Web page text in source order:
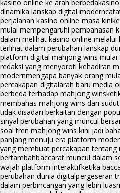
kasino online ke arah berbeda
dinamika lanskap digital modern
perjalanan kasino online masa kini
mulai mempengaruhi pembahasan
dalam melihat kasino online melalui
terlihat dalam perubahan lanskap
platform digital mahjong wins mulai
redaksi yang menyoroti kehadiran
modernmengapa banyak orang
percakapan digitalarah baru media
berbeda terhadap mahjong wins
membahas mahjong wins dari
tidak disadari berkaitan dengan
sinyal perubahan yang muncul
soal tren mahjong wins kini jadi
panjang menuju era platform
yang membuat percakapan
bertambahbaccarat muncul dalam
wajah platform interaktifketika
perubahan dunia digitalpergeseran
dalam perbincangan yang lebih luas